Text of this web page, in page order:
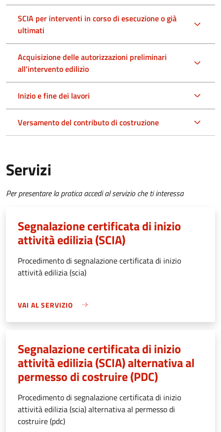
SCIA per interventi in corso di esecuzione o già
ultimati
Acquisizione delle autorizzazioni preliminari
all'intervento edilizio
Inizio e fine dei lavori
Versamento del contributo di costruzione
Servizi
Per presentare la pratica accedi al servizio che ti interessa
Segnalazione certificata di inizio
attività edilizia (SCIA)
Procedimento di segnalazione certificata di inizio
attività edilizia (scia)
VAI AL SERVIZIO
Segnalazione certificata di inizio
attività edilizia (SCIA) alternativa al
permesso di costruire (PDC)
Procedimento di segnalazione certificata di inizio
attività edilizia (scia) alternativa al permesso di
costruire (pdc)